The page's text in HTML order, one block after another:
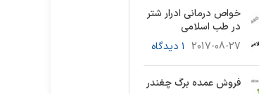
خواص درمانی ادرار شتر
در طب اسلامی
2017-08-27 ۱ دیدگاه
فروش عمده برگ چغندر